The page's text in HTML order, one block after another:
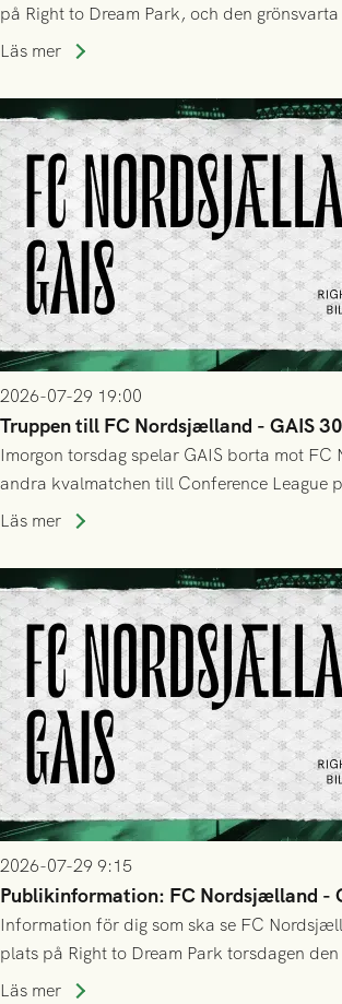
på Right to Dream Park, och den
upphöra efter mindre än kvarten spelad. På
tennissiffror och det grönsvarta
Läs mer
2026-07-29 19:00
Truppen till FC Nordsjælland - GAIS
Imorgon torsdag spelar GAIS borta mot
andra kvalmatchen till Conference League
Park! Fredrik Holmberg och ledarstaben
Läs mer
2026-07-29 9:15
Publikinformation: FC Nordsjælland -
Information för dig som ska se FC
plats på Right to Dream Park torsdagen
Läs mer